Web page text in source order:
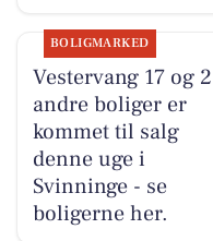
BOLIGMARKED
Vestervang 17 og 2
andre boliger er
kommet til salg
denne uge i
Svinninge - se
boligerne her.